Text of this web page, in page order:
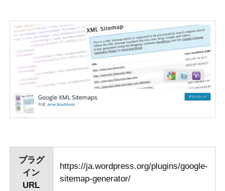
プラグ
イン
URL
https://ja.wordpress.org/plugins/google-
sitemap-generator/